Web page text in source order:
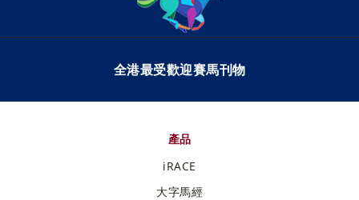
全港最受歡迎賽馬刊物
產品
iRACE
大字馬經